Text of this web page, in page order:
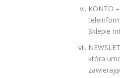
KONTO
Sklepie
która